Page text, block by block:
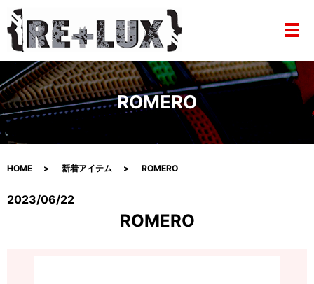
メ
ROMERO
HOME 新着アイテム ROMERO
2023/06/22
ROMERO